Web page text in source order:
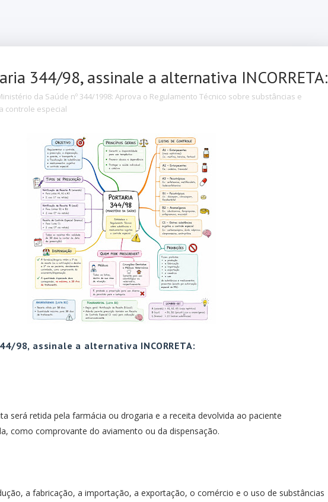
344/98, assinale a alternativa INCORRETA:
da Saúde nº 344/1998: Aprova o Regulamento Técnico sobre substâncias e
controle especial
98, assinale a alternativa INCORRETA:
será retida pela farmácia ou drogaria e a receita devolvida ao paciente
como comprovante do aviamento ou da dispensação.
a fabricação, a importação, a exportação, o comércio e o uso de substâncias